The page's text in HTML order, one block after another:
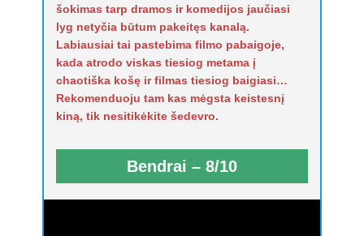
šokimas tarp dramos ir komedijos jaučiasi
lyg netyčia būtum pakeitęs kanalą.
Labiausiai tai pastebima filmo pabaigoje,
kada atrodo viskas tiesiog metama į
chaotiška košę ir filmas tiesiog baigiasi…
Rekomenduoju tam kas mėgsta keistesnį
kiną, tik nesitikėkite šedevro.
Bendrai – 8/10